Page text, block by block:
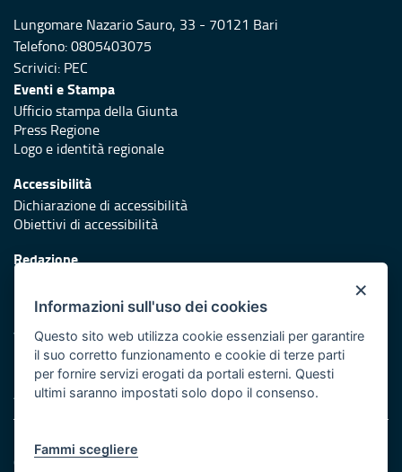
Lungomare Nazario Sauro, 33 - 70121 Bari
Telefono: 0805403075
Scrivici: PEC
Eventi e Stampa
Ufficio stampa della Giunta
Press Regione
Logo e identità regionale
Accessibilità
Dichiarazione di accessibilità
Obiettivi di accessibilità
Redazione
Protezione civile
Vai al sito di Protezione Civile Puglia
Iniziativa finanziata con risorse del POR Puglia 2014/2020 -
Asse XI
Note legali
Cookie e privacy
×
Informazioni sull'uso dei cookies
Questo sito web utilizza cookie essenziali per garantire
il suo corretto funzionamento e cookie di terze parti
per fornire servizi erogati da portali esterni. Questi
ultimi saranno impostati solo dopo il consenso.
Fammi scegliere